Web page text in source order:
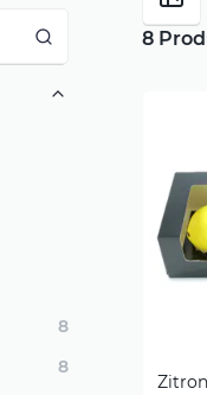
8
8
8